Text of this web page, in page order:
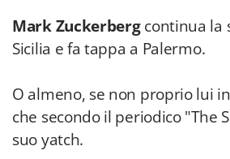
Mark Zuckerbergcontinua la
Sicilia e fa tappa a Palermo.
O almeno, se non proprio lui
che secondo il periodico "The
suo yatch.